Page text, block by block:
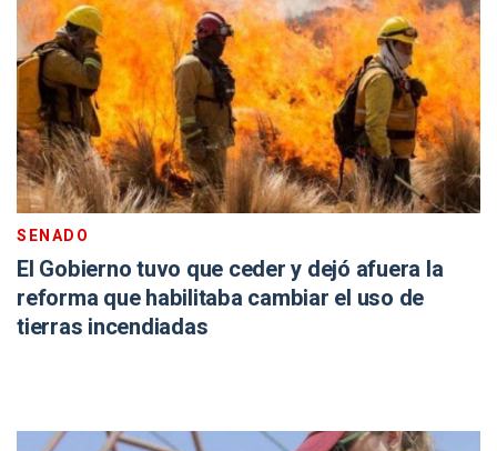
SENADO
El Gobierno tuvo que ceder y dejó afuera la
reforma que habilitaba cambiar el uso de
tierras incendiadas